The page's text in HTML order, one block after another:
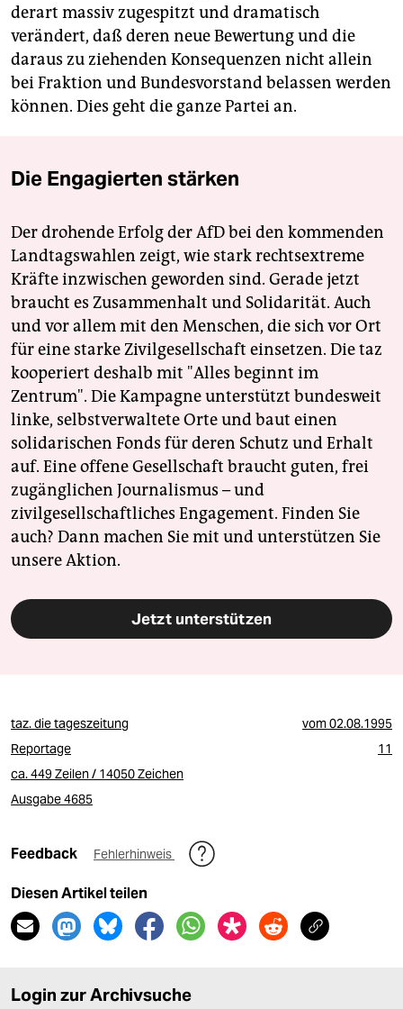
derart massiv zugespitzt und dramatisch
verändert, daß deren neue Bewertung und die
daraus zu ziehenden Konsequenzen nicht allein
bei Fraktion und Bundesvorstand belassen werden
können. Dies geht die ganze Partei an.
Die Engagierten stärken
Der drohende Erfolg der AfD bei den kommenden
Landtagswahlen zeigt, wie stark rechtsextreme
Kräfte inzwischen geworden sind. Gerade jetzt
braucht es Zusammenhalt und Solidarität. Auch
und vor allem mit den Menschen, die sich vor Ort
für eine starke Zivilgesellschaft einsetzen. Die taz
kooperiert deshalb mit "Alles beginnt im
Zentrum". Die Kampagne unterstützt bundesweit
linke, selbstverwaltete Orte und baut einen
solidarischen Fonds für deren Schutz und Erhalt
auf. Eine offene Gesellschaft braucht guten, frei
zugänglichen Journalismus – und
zivilgesellschaftliches Engagement. Finden Sie
auch? Dann machen Sie mit und unterstützen Sie
unsere Aktion.
Jetzt unterstützen
taz. die tageszeitung vom02.08.1995
Reportage
11
ca. 449 Zeilen / 14050 Zeichen
Ausgabe 4685
Feedback Fehlerhinweis
Diesen Artikel teilen
Login zur Archivsuche